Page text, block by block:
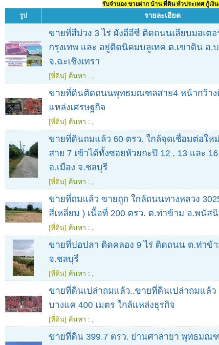
รับจำนอง ขายฝาก บ้าน ที่ดิน ทั่วประเทศ กู้เงิ
รูป รายละเอียด
ขายที่สีม่วง 3 ไร่ ผังอีอีซี ติดถนนเลียบมอเตอ
กรุงเทพ และ อยู่ติดนิคมบลูเทค ต.เขาดิน อ.
จ.ฉะเชิงเทรา
[ที่ดิน] ค้นหา :
ขายที่ดินติดถนน​พุทธมณฑลสาย4 หน้ากว้าง
แหล่งเศรษฐกิจ
[ที่ดิน] ค้นหา :
ขายที่ดินถมแล้ว 60 ตรว. ใกล้จุดเชื่อมต่อให
สาย 7 เข้าได้ทั้งซอยห้วยกะปิ 12 , 13 และ
อ.เมือง จ.ชลบุรี
[ที่ดิน] ค้นหา :
ขายที่ถมแล้ว ขายถูก ใกล้ถนนทางหลวง
สี่เหลี่ยม ) เนื้อที่ 200 ตรว. ต.ท่าข้าม อ.พนัส
[ที่ดิน] ค้นหา :
ขายที่บ่อปลา ติดคลอง 9 ไร่ ติดถนน ต.ท่าข้
จ.ชลบุรี
[ที่ดิน] ค้นหา :
ขายที่ดินเปล่าถมแล้ว..ขายที่ดินเปล่าถมแล้ว
บางแค 400 เมตร ใกล้แหล่งธุรกิจ
[ที่ดิน] ค้นหา :
ขายที่ดิน 399.7 ตรว. ย่านศาลายา พุทธมณ